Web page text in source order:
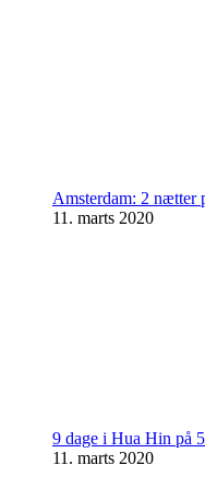
Amsterdam: 2 nætter
11. marts 2020
9 dage i Hua Hin på
11. marts 2020